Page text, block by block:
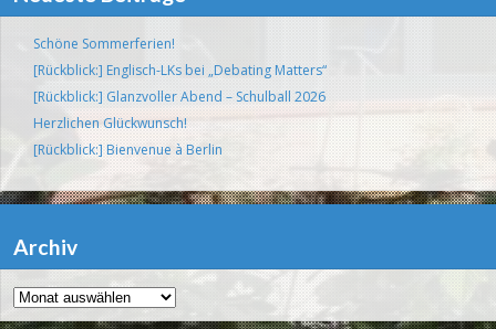
Schöne Sommerferien!
[Rückblick:] Englisch-LKs bei „Debating Matters“
[Rückblick:] Glanzvoller Abend – Schulball 2026
Herzlichen Glückwunsch!
[Rückblick:] Bienvenue à Berlin
Archiv
Archiv